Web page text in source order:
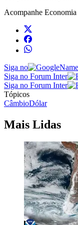
Acompanhe Economia
Siga no
Siga no Forum Inter
Siga no Forum Inter
Tópicos
CâmbioDólar
Mais Lidas